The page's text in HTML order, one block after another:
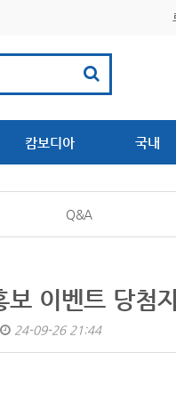
캄보디아 국내
Q&A
보 이벤트 당첨
24-09-26 21:44